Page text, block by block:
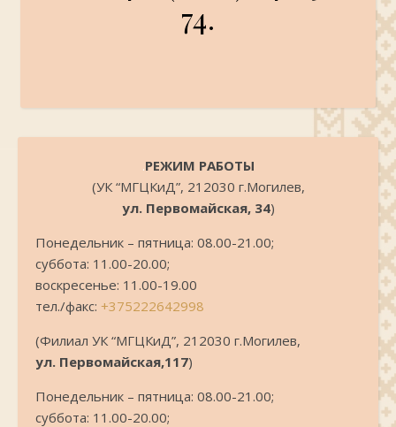
74.
.РЕЖИМ РАБОТЫ
(УК “МГЦКиД”, 212030 г.Могилев,
ул. Первомайская, 34)
Понедельник – пятница: 08.00-21.00;
суббота: 11.00-20.00;
воскресенье: 11.00-19.00
тел./факс: +375222642998
(Филиал УК “МГЦКиД”, 212030 г.Могилев,
ул. Первомайская,117)
Понедельник – пятница: 08.00-21.00;
суббота: 11.00-20.00;